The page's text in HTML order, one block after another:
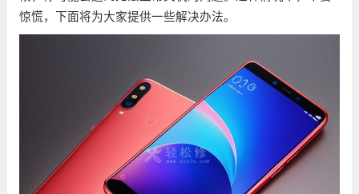
惊慌，下面将为大家提供一些解决办法。